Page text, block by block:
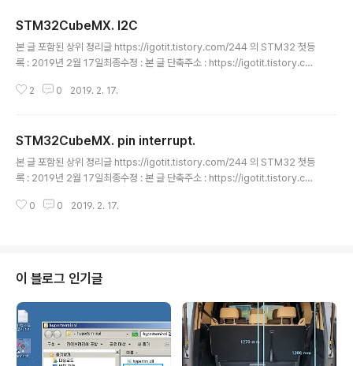
STM32CubeMX. I2C
본 글 포함된 상위 정리글 https://igotit.tistory.com/244 의 STM32 첫등
록 : 2019년 2월 17일최종수정 : 본 글 단축주소 : https://igotit.tistory.co
2 0 2019. 2. 17.
STM32CubeMX. pin interrupt.
본 글 포함된 상위 정리글 https://igotit.tistory.com/244 의 STM32 첫등
록 : 2019년 2월 17일최종수정 : 본 글 단축주소 : https://igotit.tistory.co
0 0 2019. 2. 17.
이 블로그 인기글